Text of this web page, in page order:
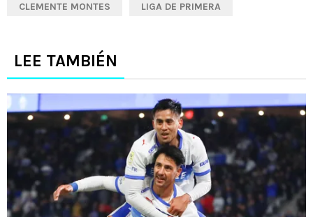
CLEMENTE MONTES LIGA DE PRIMERA
LEE TAMBIÉN